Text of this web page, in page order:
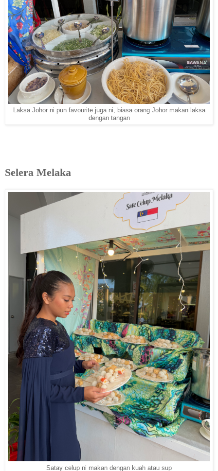
Laksa Johor ni pun favourite juga ni, biasa orang Johor makan laksa
dengan tangan
Selera Melaka
Satay celup ni makan dengan kuah atau sup